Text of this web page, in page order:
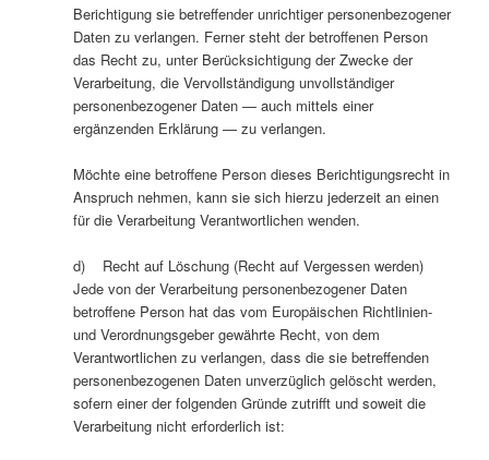
Berichtigung sie betreffender unrichtiger personenbezogener
Daten zu verlangen. Ferner steht der betroffenen Person
das Recht zu, unter Berücksichtigung der Zwecke der
Verarbeitung, die Vervollständigung unvollständiger
personenbezogener Daten — auch mittels einer
ergänzenden Erklärung — zu verlangen.
Möchte eine betroffene Person dieses Berichtigungsrecht in
Anspruch nehmen, kann sie sich hierzu jederzeit an einen
für die Verarbeitung Verantwortlichen wenden.
d) Recht auf Löschung (Recht auf Vergessen werden)
Jede von der Verarbeitung personenbezogener Daten
betroffene Person hat das vom Europäischen Richtlinien-
und Verordnungsgeber gewährte Recht, von dem
Verantwortlichen zu verlangen, dass die sie betreffenden
personenbezogenen Daten unverzüglich gelöscht werden,
sofern einer der folgenden Gründe zutrifft und soweit die
Verarbeitung nicht erforderlich ist: